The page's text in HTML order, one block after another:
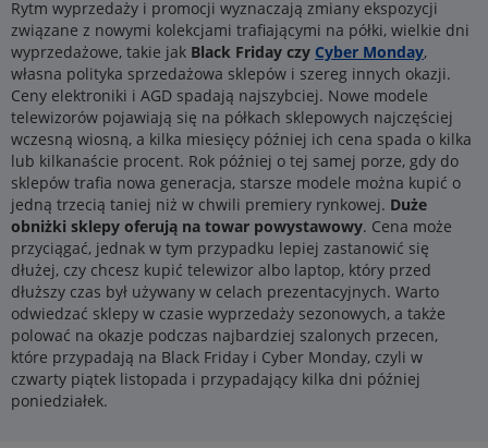
Rytm wyprzedaży i promocji wyznaczają zmiany ekspozycji
związane z nowymi kolekcjami trafiającymi na półki, wielkie dni
wyprzedażowe, takie jak Black Friday czy Cyber Monday,
własna polityka sprzedażowa sklepów i szereg innych okazji.
Ceny elektroniki i AGD spadają najszybciej. Nowe modele
telewizorów pojawiają się na półkach sklepowych najczęściej
wczesną wiosną, a kilka miesięcy później ich cena spada o kilka
lub kilkanaście procent. Rok później o tej samej porze, gdy do
sklepów trafia nowa generacja, starsze modele można kupić o
jedną trzecią taniej niż w chwili premiery rynkowej. Duże
obniżki sklepy oferują na towar powystawowy. Cena może
przyciągać, jednak w tym przypadku lepiej zastanowić się
dłużej, czy chcesz kupić telewizor albo laptop, który przed
dłuższy czas był używany w celach prezentacyjnych. Warto
odwiedzać sklepy w czasie wyprzedaży sezonowych, a także
polować na okazje podczas najbardziej szalonych przecen,
które przypadają na Black Friday i Cyber Monday, czyli w
czwarty piątek listopada i przypadający kilka dni później
poniedziałek.